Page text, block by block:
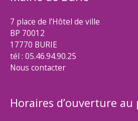
7 place de l’Hôtel de ville
BP 70012
17770 BURIE
tél : 05.46.94.90.25
Nous contacter
Horaires d’ouverture au